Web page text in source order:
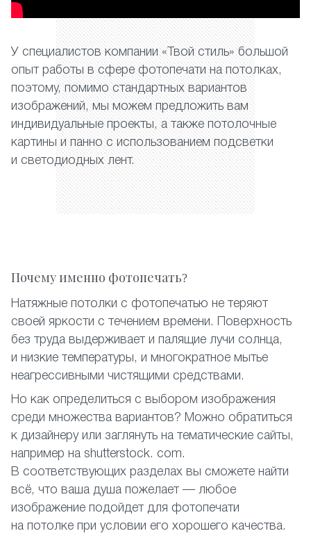
У специалистов компании «Твой стиль» большой
опыт работы в сфере фотопечати на потолках,
поэтому, помимо стандартных вариантов
изображений, мы можем предложить вам
индивидуальные проекты, а также потолочные
картины и панно с использованием подсветки
и светодиодных лент.
Почему именно фотопечать?
Натяжные потолки с фотопечатью не теряют
своей яркости с течением времени. Поверхность
без труда выдерживает и палящие лучи солнца,
и низкие температуры, и многократное мытье
неагрессивными чистящими средствами.
Но как определиться с выбором изображения
среди множества вариантов? Можно обратиться
к дизайнеру или заглянуть на тематические сайты,
например на shutterstock. com.
В соответствующих разделах вы сможете найти
всё, что ваша душа пожелает — любое
изображение подойдет для фотопечати
на потолке при условии его хорошего качества.